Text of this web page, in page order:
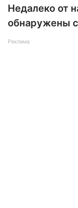
Недалеко от
обнаружены
Реклама